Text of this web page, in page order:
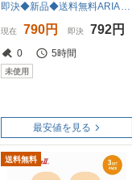
即決◆新品◆送料無料ARIA AGS-8002XL x 6 [.011P] エレキギター用 バラ弦 2弦 EXTRA LIGHT/メール便
現在 790円 即決 792円
0 5時間
未使用
最安値を見る
送料無料